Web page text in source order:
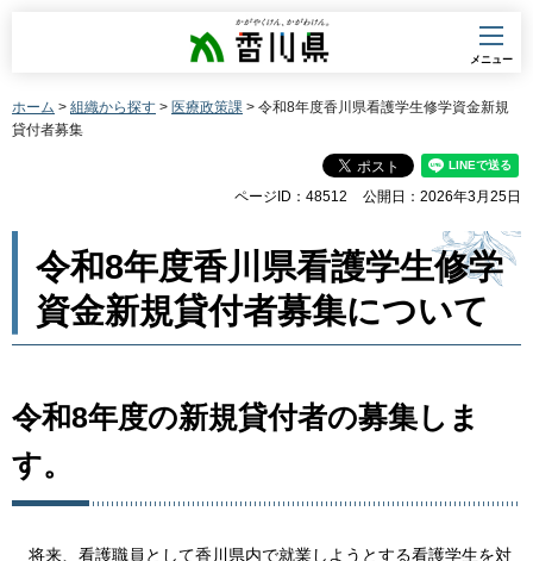
香川県
メニュー
ホーム > 組織から探す > 医療政策課 > 令和8年度香川県看護学生修学資金新規
貸付者募集
ページID：48512 公開日：2026年3月25日
令和8年度香川県看護学生修学
資金新規貸付者募集について
令和8年度の新規貸付者の募集しま
す。
将来、看護職員として香川県内で就業しようとする看護学生を対